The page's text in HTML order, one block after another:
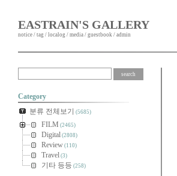
EASTRAIN'S GALLERY
notice / tag / localog / media / guestbook / admin
Category
분류 전체보기 (5685)
FILM (2465)
Digital (2808)
Review (110)
Travel (3)
기타 등등 (258)